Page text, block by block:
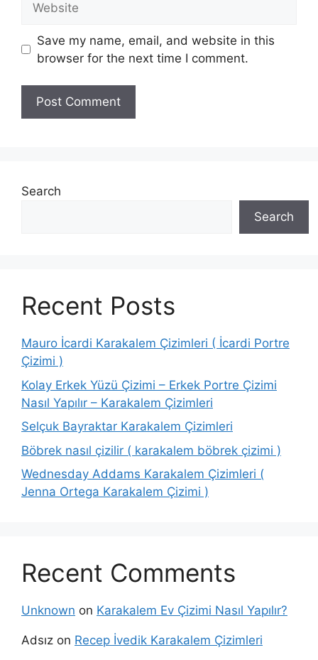
Save my name, email, and website in this
browser for the next time I comment.
Search
Search
Recent Posts
Mauro İcardi Karakalem Çizimleri ( İcardi Portre
Çizimi )
Kolay Erkek Yüzü Çizimi – Erkek Portre Çizimi
Nasıl Yapılır – Karakalem Çizimleri
Selçuk Bayraktar Karakalem Çizimleri
Böbrek nasıl çizilir ( karakalem böbrek çizimi )
Wednesday Addams Karakalem Çizimleri (
Jenna Ortega Karakalem Çizimi )
Recent Comments
Unknown on Karakalem Ev Çizimi Nasıl Yapılır?
Adsız on Recep İvedik Karakalem Çizimleri